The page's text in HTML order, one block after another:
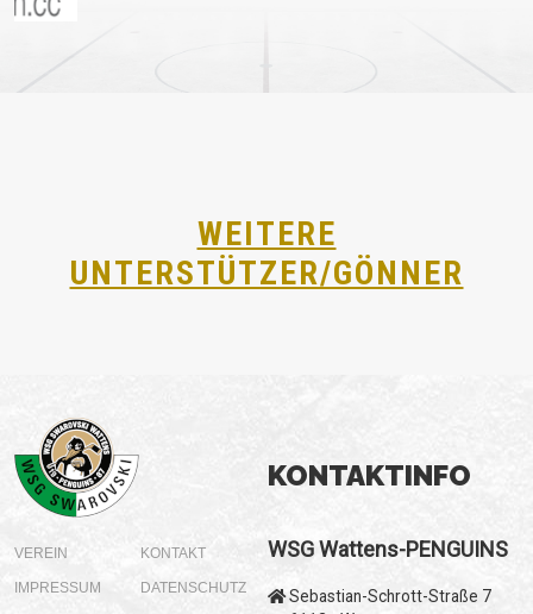
WEITERE
UNTERSTÜTZER/GÖNNER
VEREIN KONTAKT
IMPRESSUM DATENSCHUTZ
KONTAKTINFO
WSG Wattens-PENGUINS
Sebastian-Schrott-Straße 7